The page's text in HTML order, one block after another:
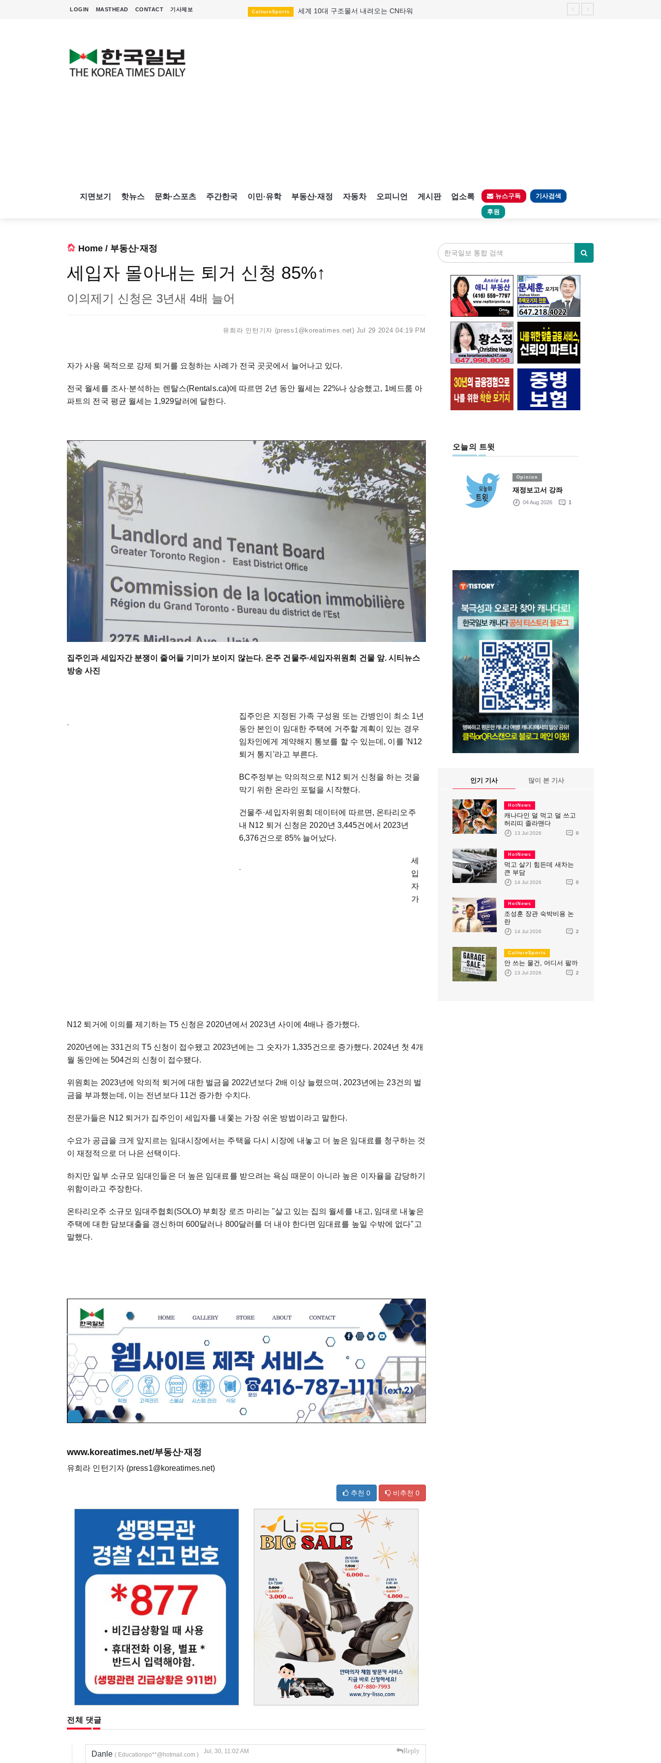
LOGIN MASTHEAD CONTACT 기사제보 CultureSports 세계 10대 구조물서 내려오는 CN타워
지면보기 핫뉴스 문화·스포츠 주간한국 이민·유학 부동산·재정 자동차 오피니언 게시판 업소록 뉴스구독 기사검색
후원
Home / 부동산·재정
세입자 몰아내는 퇴거 신청 85%↑
이의제기 신청은 3년새 4배 늘어
유희라 인턴기자 (press1@koreatimes.net) Jul 29 2024 04:19 PM
자가 사용 목적으로 강제 퇴거를 요청하는 사례가 전국 곳곳에서 늘어나고 있다.
전국 월세를 조사·분석하는 렌탈스(Rentals.ca)에 따르면 2년 동안 월세는 22%나 상승했고, 1베드룸 아
파트의 전국 평균 월세는 1,929달러에 달한다.
집주인과 세입자간 분쟁이 줄어들 기미가 보이지 않는다. 온주 건물주·세입자위원회 건물 앞. 시티뉴스
방송 사진
집주인은 지정된 가족 구성원 또는 간병인이 최소 1년
동안 본인이 임대한 주택에 거주할 계획이 있는 경우
임차인에게 계약해지 통보를 할 수 있는데, 이를 'N12
퇴거 통지'라고 부른다.
BC주정부는 악의적으로 N12 퇴거 신청을 하는 것을
막기 위한 온라인 포털을 시작했다.
건물주·세입자위원회 데이터에 따르면, 온타리오주
내 N12 퇴거 신청은 2020년 3,445건에서 2023년
6,376건으로 85% 늘어났다.
세
입
자
가
N12 퇴거에 이의를 제기하는 T5 신청은 2020년에서 2023년 사이에 4배나 증가했다.
2020년에는 331건의 T5 신청이 접수됐고 2023년에는 그 숫자가 1,335건으로 증가했다. 2024년 첫 4개
월 동안에는 504건의 신청이 접수됐다.
위원회는 2023년에 악의적 퇴거에 대한 벌금을 2022년보다 2배 이상 늘렸으며, 2023년에는 23건의 벌
금을 부과했는데, 이는 전년보다 11건 증가한 수치다.
전문가들은 N12 퇴거가 집주인이 세입자를 내쫓는 가장 쉬운 방법이라고 말한다.
수요가 공급을 크게 앞지르는 임대시장에서는 주택을 다시 시장에 내놓고 더 높은 임대료를 청구하는 것
이 재정적으로 더 나은 선택이다.
하지만 일부 소규모 임대인들은 더 높은 임대료를 받으려는 욕심 때문이 아니라 높은 이자율을 감당하기
위함이라고 주장한다.
온타리오주 소규모 임대주협회(SOLO) 부회장 로즈 마리는 "살고 있는 집의 월세를 내고, 임대로 내놓은
주택에 대한 담보대출을 갱신하며 600달러나 800달러를 더 내야 한다면 임대료를 높일 수밖에 없다"고
말했다.
www.koreatimes.net/부동산·재정
유희라 인턴기자 (press1@koreatimes.net)
추천 0 비추천 0
전체 댓글
Danle ( Educationpo**@hotmail.com ) Jul, 30, 11:02 AM Reply
오늘의 트윗
Opinion
재정보고서 강좌
04 Aug 2026 1
인기 기사 많이 본 기사
HotNews
캐나다인 덜 먹고 덜 쓰고
허리띠 졸라맨다
13 Jul 2026 0
HotNews
먹고 살기 힘든데 새차는
큰 부담
14 Jul 2026 0
HotNews
조성훈 장관 숙박비용 논
란
14 Jul 2026 2
CultureSports
안 쓰는 물건, 어디서 팔까
13 Jul 2026 2